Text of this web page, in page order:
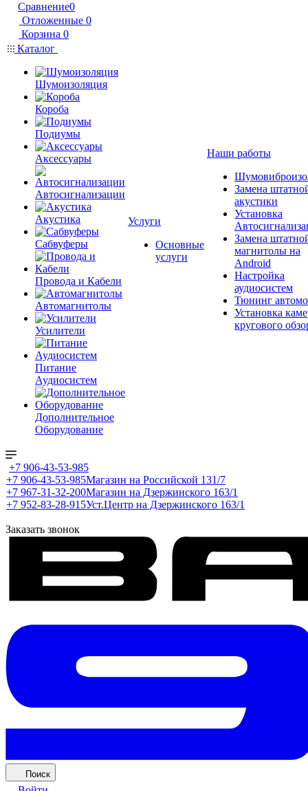
Сравнение0
Отложенные 0
Корзина 0
Каталог
Шумоизоляция
Короба
Подиумы
Аксессуары
Автосигнализации
Акустика
Сабвуферы
Провода и Кабели
Автомагнитолы
Усилители
Питание
Аудиосистем
Дополнительное
Оборудование
Услуги
Основные
услуги
Наши работы
Замена
акустики
Установка
Замена
магнитолы на
Android
Настройка
аудиосистем
Тюнинг
Установка
кругового
+7 906-43-53-985
+7 906-43-53-985Магазин на Российской 131/7
+7 967-31-32-200Магазин на Дзержинского 163/1
+7 952-83-28-915Уст.Центр на Дзержинского 163/1
Заказать звонок
Поиск